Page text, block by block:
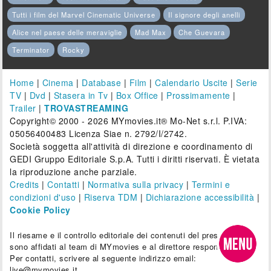
Tutti i film del Marvel Cinematic Universe
Il signore degli anelli
Alice nel paese delle meraviglie
Mad Max
Che Guevara
Terminator
Rocky
Home | Cinema | Database | Film |Calendario Uscite |Serie
TV | Dvd | Stasera in Tv | Box Office | Prossimamente |
Trailer |TROVASTREAMING
Copyright© 2000 - 2026 MYmovies.it® Mo-Net s.r.l. P.IVA:
05056400483 Licenza Siae n. 2792/I/2742.
Società soggetta all'attività di direzione e coordinamento di
GEDI Gruppo Editoriale S.p.A. Tutti i diritti riservati. È vietata
la riproduzione anche parziale.
Credits |Contatti | Normativa sulla privacy | Termini e
condizioni d'uso | Riserva TDM | Dichiarazione accessibilità |
Cookie Policy
Il riesame e il controllo editoriale dei contenuti del presente sito
sono affidati al team di MYmovies e al direttore responsabile.
Per contatti, scrivere al seguente indirizzo email: